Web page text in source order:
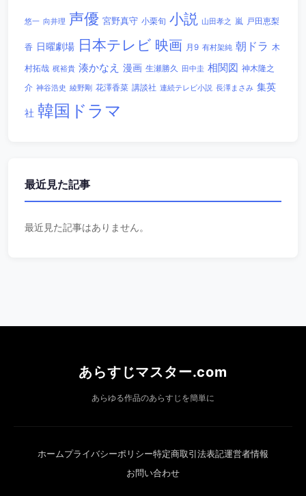
悠一 向井理 声優 宮野真守 小栗旬 小説 山田孝之 嵐 戸田恵梨
香 日曜劇場 日本テレビ 映画 月9 有村架純 朝ドラ 木
村拓哉 梶裕貴 湊かなえ 漫画 生瀬勝久 田中圭 相関図 神木隆之
介 神谷浩史 綾野剛 花澤香菜 講談社 連続テレビ小説 長澤まさみ 集英
社 韓国ドラマ
最近見た記事
最近見た記事はありません。
あらすじマスター.com
あらゆる作品のあらすじを簡単に
ホームプライバシーポリシー特定商取引法表記運営者情報
お問い合わせ